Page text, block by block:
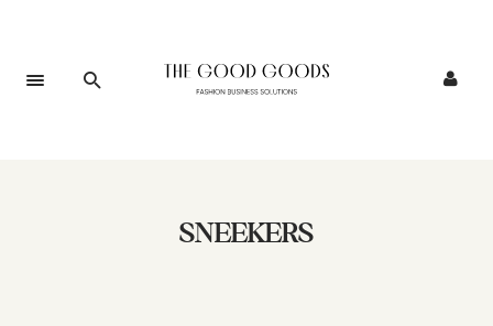
SNEEKERS